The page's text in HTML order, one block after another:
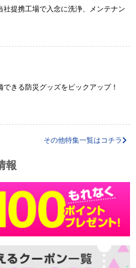
社提携工場で入念に洗浄、メンテナン
できる防災グッズをピックアップ！
その他特集一覧はコチラ
報